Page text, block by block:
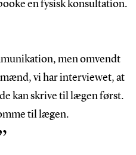
i almen praksis
af e-
med patienter og
var især
en fysisk konsultation.
men omvendt
vi har interviewet, at
kan skrive til lægen først.
til lægen.